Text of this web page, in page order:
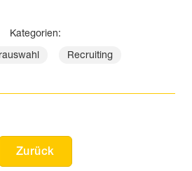
Kategorien:
Recruiting
Zurück